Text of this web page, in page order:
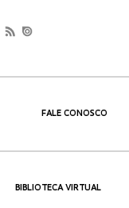
FALE CONOSCO
BIBLIOTECA VIRTUAL